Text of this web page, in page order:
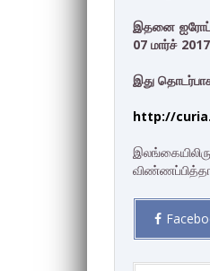
இதனை
07 மார்ச்
இது
http://